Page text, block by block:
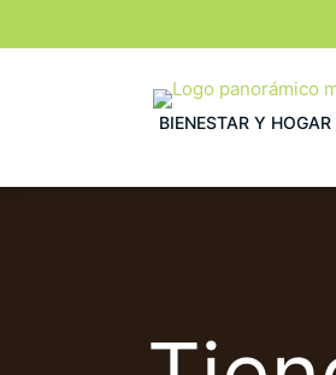
BIENESTAR Y HOGAR